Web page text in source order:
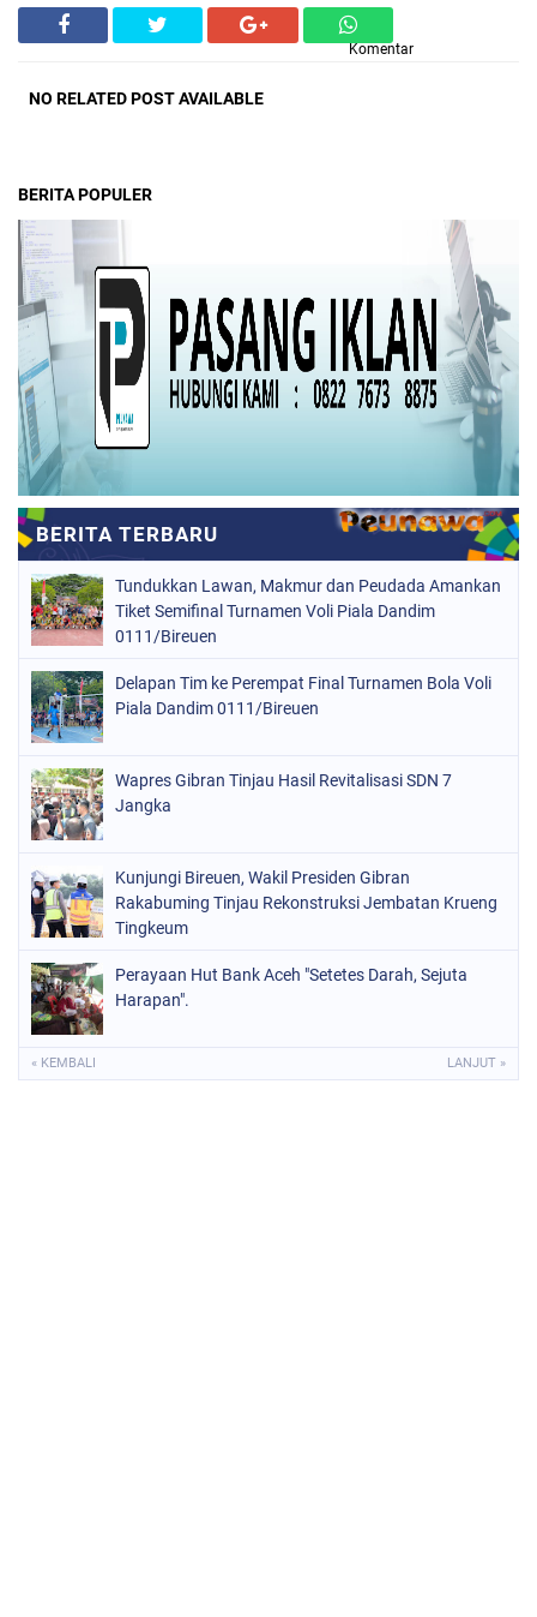
Komentar
NO RELATED POST AVAILABLE
BERITA POPULER
Tundukkan Lawan, Makmur dan Peudada Amankan
Tiket Semifinal Turnamen Voli Piala Dandim
0111/Bireuen
Delapan Tim ke Perempat Final Turnamen Bola Voli
Piala Dandim 0111/Bireuen
Wapres Gibran Tinjau Hasil Revitalisasi SDN 7
Jangka
Kunjungi Bireuen, Wakil Presiden Gibran
Rakabuming Tinjau Rekonstruksi Jembatan Krueng
Tingkeum
Perayaan Hut Bank Aceh "Setetes Darah, Sejuta
Harapan".
« KEMBALI LANJUT »